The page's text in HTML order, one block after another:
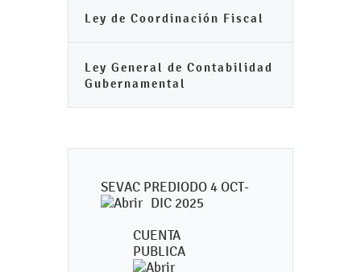
Ley de Coordinación Fiscal
Ley General de Contabilidad
Gubernamental
SEVAC PREDIODO 4 OCT-
DIC 2025
CUENTA
PUBLICA